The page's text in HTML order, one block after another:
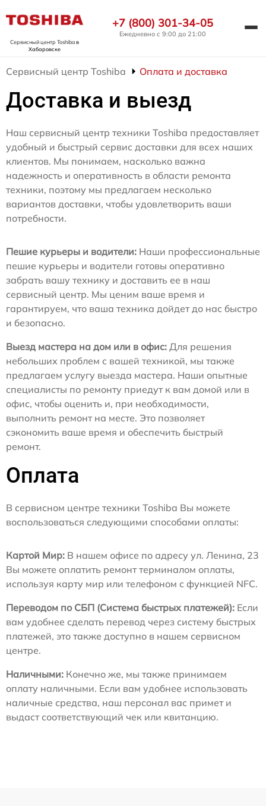
Сервисный центр Toshibaв
Хабаровске
+7 (800) 301-34-05
Ежедневно с 9:00 до 21:00
Сервисный центр Toshiba Оплата и доставка
Доставка и выезд
Наш сервисный центр техники Toshiba предоставляет
удобный и быстрый сервис доставки для всех наших
клиентов. Мы понимаем, насколько важна
надежность и оперативность в области ремонта
техники, поэтому мы предлагаем несколько
вариантов доставки, чтобы удовлетворить ваши
потребности.
Пешие курьеры и водители: Наши профессиональные
пешие курьеры и водители готовы оперативно
забрать вашу технику и доставить ее в наш
сервисный центр. Мы ценим ваше время и
гарантируем, что ваша техника дойдет до нас быстро
и безопасно.
Выезд мастера на дом или в офис: Для решения
небольших проблем с вашей техникой, мы также
предлагаем услугу выезда мастера. Наши опытные
специалисты по ремонту приедут к вам домой или в
офис, чтобы оценить и, при необходимости,
выполнить ремонт на месте. Это позволяет
сэкономить ваше время и обеспечить быстрый
ремонт.
Оплата
В сервисном центре техники Toshiba Вы можете
воспользоваться следующими способами оплаты:
Картой Мир: В нашем офисе по адресу ул. Ленина, 23
Вы можете оплатить ремонт терминалом оплаты,
используя карту мир или телефоном с функцией NFC.
Переводом по СБП (Система быстрых платежей): Если
вам удобнее сделать перевод через систему быстрых
платежей, это также доступно в нашем сервисном
центре.
Наличными: Конечно же, мы также принимаем
оплату наличными. Если вам удобнее использовать
наличные средства, наш персонал вас примет и
выдаст соответствующий чек или квитанцию.